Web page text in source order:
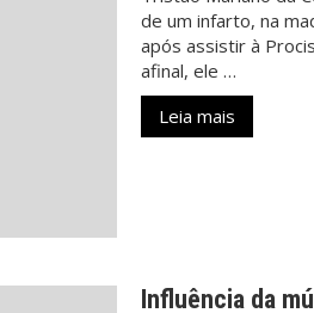
de um infarto, na
após assistir à
afinal, ele …
Leia mais
Influência da